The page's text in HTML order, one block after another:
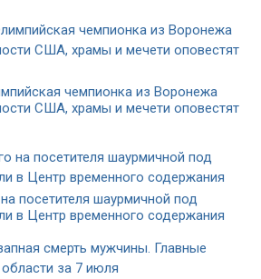
чемпионка из Воронежа
США, храмы и мечети оповестят
посетителя шаурмичной под
в Центр временного содержания